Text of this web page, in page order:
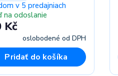
v 5 predajniach
na odoslanie
Kč
oslobodené od DPH
Pridať do košíka